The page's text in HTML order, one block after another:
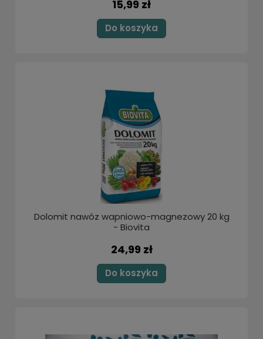
15,99 zł
Do koszyka
Dolomit nawóz wapniowo-magnezowy 20 kg
- Biovita
24,99 zł
Do koszyka